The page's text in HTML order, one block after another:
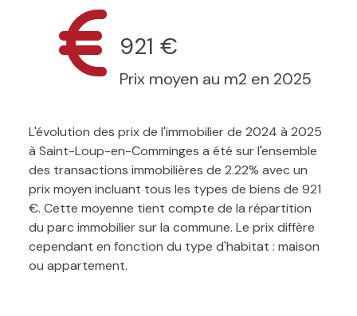
921 €
Prix moyen au m2 en 2025
L'évolution des prix de l'immobilier de 2024 à 2025
à Saint-Loup-en-Comminges a été sur l'ensemble
des transactions immobilières de 2.22% avec un
prix moyen incluant tous les types de biens de 921
€. Cette moyenne tient compte de la répartition
du parc immobilier sur la commune. Le prix diffère
cependant en fonction du type d'habitat : maison
ou appartement.